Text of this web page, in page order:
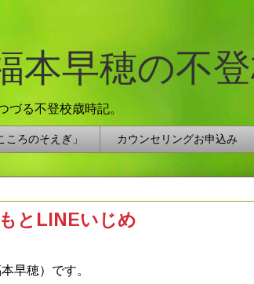
早穂の不
る不登校歳時記。
ろのそえぎ」 カウンセリングお申込み
とLINEいじめ
早穂）です。